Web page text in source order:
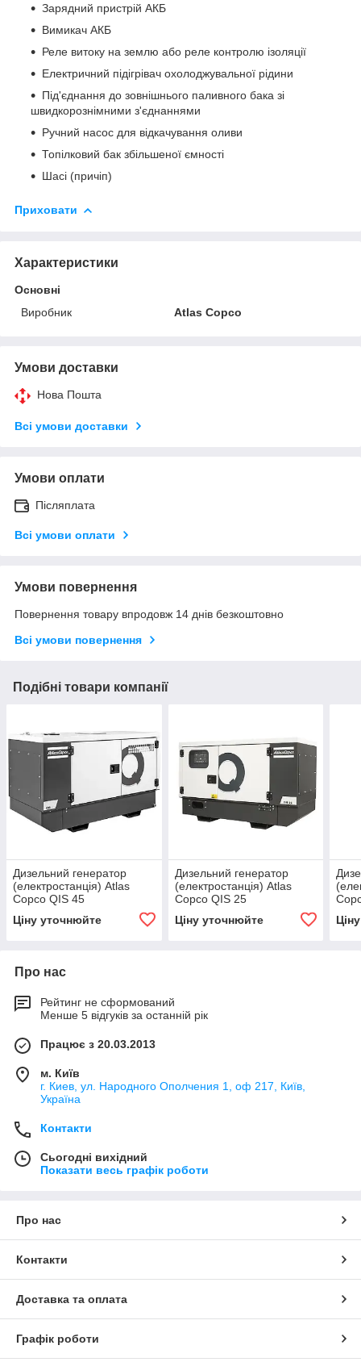
Зарядний пристрій АКБ
Вимикач АКБ
Реле витоку на землю або реле контролю ізоляції
Електричний підігрівач охолоджувальної рідини
Під'єднання до зовнішнього паливного бака зі
швидкорознімними з'єднаннями
Ручний насос для відкачування оливи
Топілковий бак збільшеної ємності
Шасі (причіп)
Приховати
Характеристики
Основні
Виробник
Atlas Copco
Умови доставки
Нова Пошта
Всі умови доставки
Умови оплати
Післяплата
Всі умови оплати
Умови повернення
Повернення товару впродовж 14 днів безкоштовно
Всі умови повернення
Подібні товари компанії
Дизельний генератор
(електростанція) Atlas
Copco QIS 45
Ціну уточнюйте
Дизельний генератор
(електростанція) Atlas
Copco QIS 25
Ціну уточнюйте
Про нас
Рейтинг не сформований
Менше 5 відгуків за останній рік
Працює з 20.03.2013
м. Київ
г. Киев, ул. Народного Ополчения 1, оф 217, Київ,
Україна
Контакти
Сьогодні вихідний
Показати весь графік роботи
Про нас
Контакти
Доставка та оплата
Графік роботи